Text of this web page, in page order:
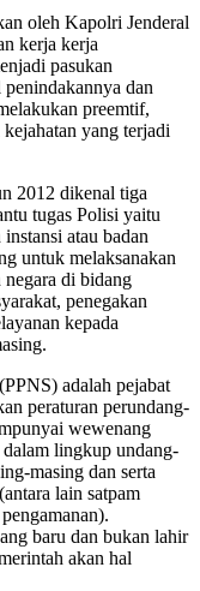
oleh Kapolri Jenderal
kerja kerja
pasukan
dan
preemtif,
yang terjadi
2012 dikenal tiga
tugas Polisi yaitu
atau badan
untuk melaksanakan
di bidang
penegakan
kepada
adalah pejabat
peraturan perundang-
wewenang
lingkup undang-
masing dan serta
lain satpam
baru dan bukan lahir
akan hal